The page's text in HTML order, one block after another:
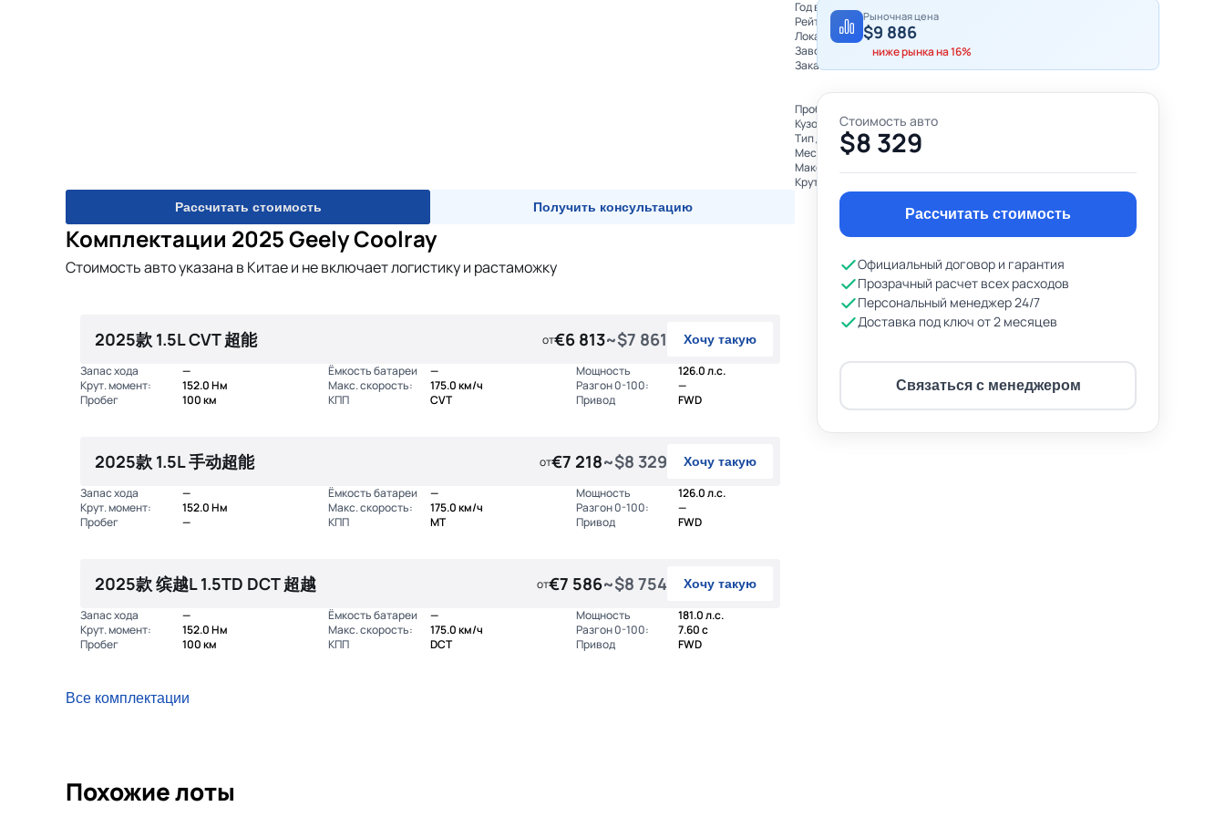
Бензин · 5-
местн.
Пробег
Кузов
Внедорожник/Кроссовер
Тип двигателя:
Бензин
Мест:
5
Макс. скорость:
Крут. момент:
Год выпуска
Рейтинг:
5.0/5
Локация
Цюаньчжоу
Завод
Geely Automobile
Заказать
Рассчитать стоимость Получить консультацию
Комплектации 2025 Geely Coolray
Стоимость авто указана в Китае и не включает логистику и растаможку
2025款 1.5L CVT 超能 от€6 813~$7 861 Хочу такую
Запас хода
—
Крут. момент:
152.0 Нм
Пробег
100 км
Ёмкость батареи
—
Макс. скорость:
175.0 км/ч
КПП
CVT
Мощность
126.0 л.с.
Разгон 0-100:
—
Привод
FWD
2025款 1.5L 手动超能 от€7 218~$8 329 Хочу такую
Запас хода
—
Крут. момент:
152.0 Нм
Пробег
—
Ёмкость батареи
—
Макс. скорость:
175.0 км/ч
КПП
MT
Мощность
126.0 л.с.
Разгон 0-100:
—
Привод
FWD
2025款 缤越L 1.5TD DCT 超越 от€7 586~$8 754 Хочу такую
Запас хода
—
Крут. момент:
152.0 Нм
Пробег
100 км
Ёмкость батареи
—
Макс. скорость:
175.0 км/ч
КПП
DCT
Мощность
181.0 л.с.
Разгон 0-100:
7.60 с
Привод
FWD
Все комплектации
Рыночная цена
$9 886
ниже рынка на 16%
Стоимость авто
$8 329
Рассчитать стоимость
Официальный договор и гарантия
Прозрачный расчет всех расходов
Персональный менеджер 24/7
Доставка под ключ от 2 месяцев
Связаться с менеджером
Похожие лоты